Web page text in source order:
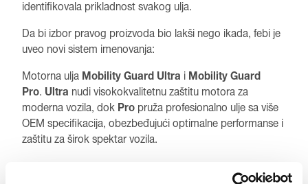
identifikovala prikladnost svakog ulja.
Da bi izbor pravog proizvoda bio lakši nego ikada, febi je
uveo novi sistem imenovanja:
Motorna ulja Mobility Guard Ultra i Mobility Guard
Pro. Ultra nudi visokokvalitetnu zaštitu motora za
moderna vozila, dok Pro pruža profesionalno ulje sa više
OEM specifikacija, obezbeđujući optimalne performanse i
zaštitu za širok spektar vozila.